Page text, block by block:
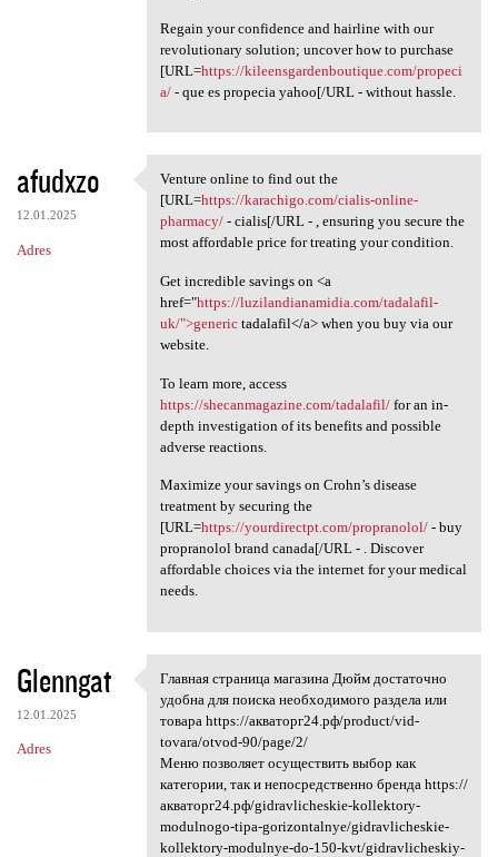
Regain your confidence and hairline with our
revolutionary solution; uncover how to purchase
[URL=https://kileensgardenboutique.com/propeci
a/- que es propecia yahoo[/URL - without hassle.
afudxzo
12.01.2025
Adres
Venture online to find out
Venture online to find out the
[URL=https://karachigo.com/cialis-online-
pharmacy/- cialis[/URL - , ensuring you secure the
most affordable price for treating your condition.
Get incredible savings on <a
href="https://luzilandianamidia.com/tadalafil-
uk/">generictadalafil</a> when you buy via our
website.
To learn more, access
https://shecanmagazine.com/tadalafil/for an in-
depth investigation of its benefits and possible
adverse reactions.
Maximize your savings on Crohn’s disease
treatment by securing the
[URL=https://yourdirectpt.com/propranolol/- buy
propranolol brand canada[/URL - . Discover
affordable choices via the internet for your medical
needs.
Glenngat
12.01.2025
Adres
Главная страница магазина
Главная страница магазина Дюйм достаточно
удобна для поиска необходимого раздела или
товара https://акваторг24.рф/product/vid-
tovara/otvod-90/page/2/
Меню позволяет осуществить выбор как
категории, так и непосредственно бренда https://
акваторг24.рф/gidravlicheskie-kollektory-
modulnogo-tipa-gorizontalnye/gidravlicheskie-
kollektory-modulnye-do-150-kvt/gidravlicheskiy-